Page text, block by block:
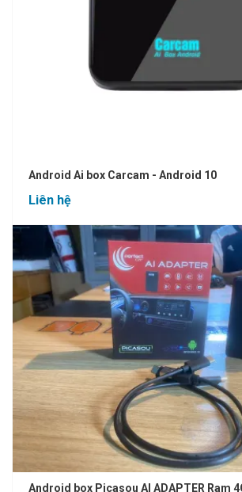
Android Ai box Carcam - Android 10
Liên hệ
Android box Picasou AI ADAPTER Ram